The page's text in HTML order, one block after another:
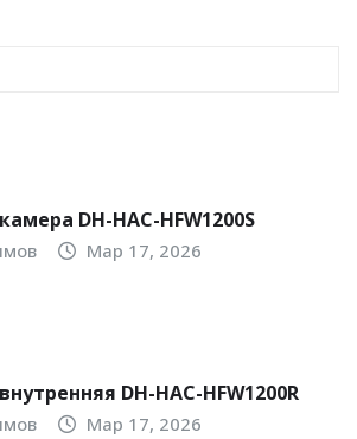
DH-HAC-HFW1200S
Мар 17, 2026
DH-HAC-HFW1200R
Мар 17, 2026